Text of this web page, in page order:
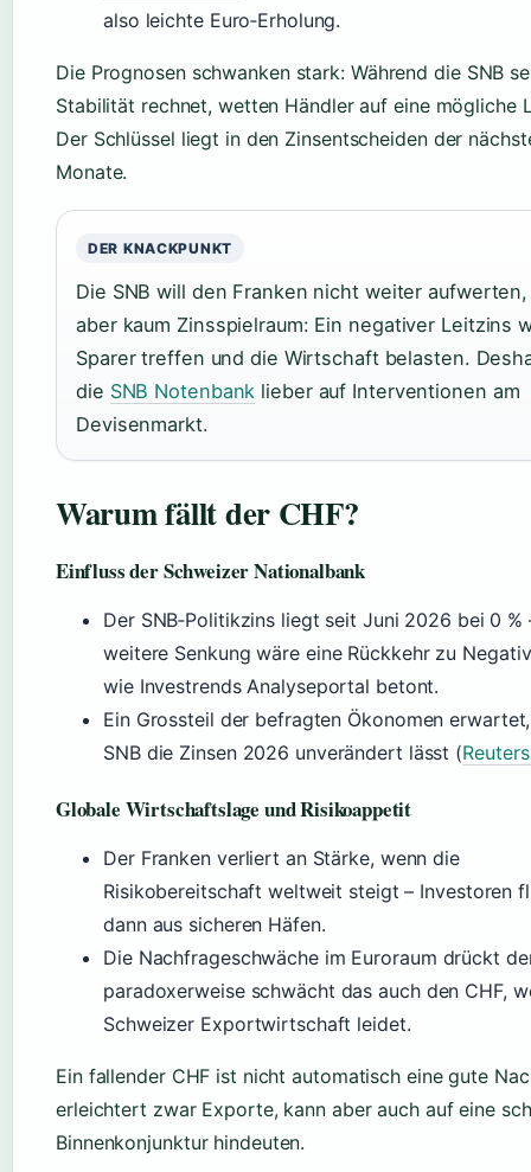
also leichte Euro‑Erholung.
Die Prognosen schwanken stark: Während die SNB
Stabilität rechnet, wetten Händler auf eine mögliche
Der Schlüssel liegt in den Zinsentscheiden der
Monate.
DER KNACKPUNKT
Die SNB will den Franken nicht weiter
aber kaum Zinsspielraum: Ein negativer Leitzins
Sparer treffen und die Wirtschaft belasten.
die SNB Notenbank lieber auf Interventionen am
Devisenmarkt.
Warum fällt der CHF?
Einfluss der Schweizer Nationalbank
Der SNB‑Politikzins liegt seit Juni 2026 bei 0 %
weitere Senkung wäre eine Rückkehr zu
wie Investrends Analyseportal betont.
Ein Grossteil der befragten Ökonomen
SNB die Zinsen 2026 unverändert lässt (
Globale Wirtschaftslage und Risikoappetit
Der Franken verliert an Stärke, wenn die
Risikobereitschaft weltweit steigt – Investoren
dann aus sicheren Häfen.
Die Nachfrageschwäche im Euroraum drückt
paradoxerweise schwächt das auch den CHF,
Schweizer Exportwirtschaft leidet.
Ein fallender CHF ist nicht automatisch eine gute
erleichtert zwar Exporte, kann aber auch auf eine
Binnenkonjunktur hindeuten.